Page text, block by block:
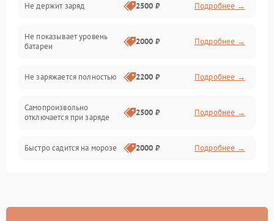
Подвеска и колеса
Электроника и управление
Не держит заряд 2500 ₽ Подробнее →
Не показывает уровень
батареи
2000 ₽ Подробнее →
Не заряжается полностью 2200 ₽ Подробнее →
Самопроизвольно
отключается при заряде
2500 ₽ Подробнее →
Быстро садится на морозе 2000 ₽ Подробнее →